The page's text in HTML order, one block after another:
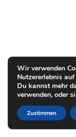
Wir verwenden
Nutzererlebnis
Du kannst mehr
verwenden, oder
Zustimmen